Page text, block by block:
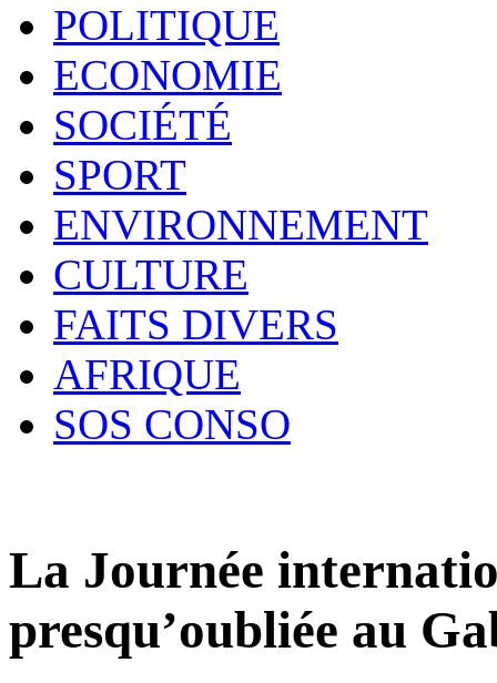
POLITIQUE
ECONOMIE
SOCIÉTÉ
SPORT
ENVIRONNEMENT
CULTURE
FAITS DIVERS
AFRIQUE
SOS CONSO
La Journée
presqu’oubliée au